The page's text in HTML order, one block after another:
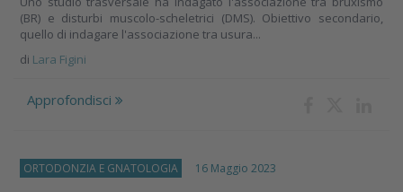
(BR) e disturbi muscolo-scheletrici (DMS). Obiettivo secondario,
quello di indagare l'associazione tra usura...
di Lara Figini
Approfondisci
ORTODONZIA E GNATOLOGIA 16 Maggio 2023